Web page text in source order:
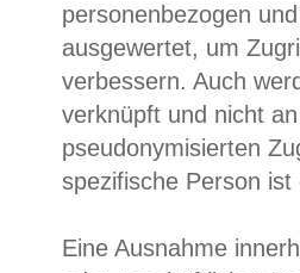
personenbezogen
ausgewertet, um
verbessern. Auch
verknüpft und nicht
pseudonymisierten
spezifische Person
Eine Ausnahme